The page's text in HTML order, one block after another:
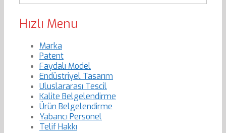
Hızlı Menu
Marka
Patent
Faydalı Model
Endüstriyel Tasarım
Uluslararası Tescil
Kalite Belgelendirme
Ürün Belgelendirme
Yabancı Personel
Telif Hakkı